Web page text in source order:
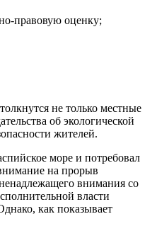
правовую оценку;
не только местные
об экологической
жителей.
море и потребовал
на прорыв
внимания со
власти
как показывает